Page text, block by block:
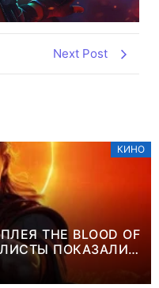
Next Post
КИНО
THE BLOOD OF
ПОКАЗАЛИ
CD